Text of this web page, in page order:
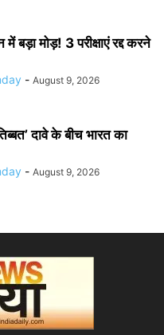
मोड़! 3 परीक्षाएं रद्द करने
- August 9, 2026
दावे के बीच भारत का
- August 9, 2026